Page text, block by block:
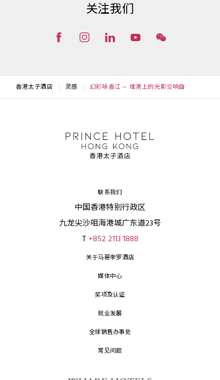
关注我们
香港太子酒店 灵感 幻彩咏香江 — 维港上的光影交响曲
联系我们
中国香港特别行政区
九龙尖沙咀海港城广东道23号
T +852 2113 1888
关于马哥孛罗酒店
媒体中心
奖项及认证
就业发展
全球销售办事处
常见问题